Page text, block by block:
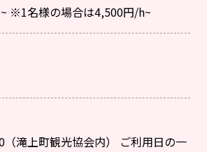
※1名様の場合は4,500円/h~
滝上町観光協会内） ご利用日の一